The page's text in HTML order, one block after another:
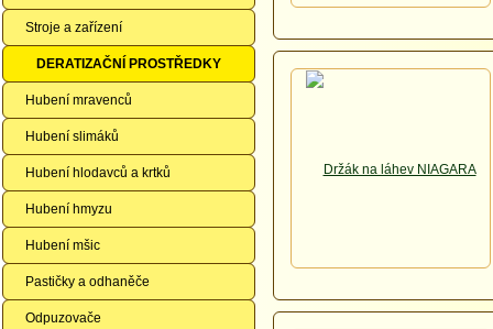
Stroje a zařízení
DERATIZAČNÍ PROSTŘEDKY
Hubení mravenců
Hubení slimáků
Hubení hlodavců a krtků
Hubení hmyzu
Hubení mšic
Pastičky a odhaněče
Odpuzovače